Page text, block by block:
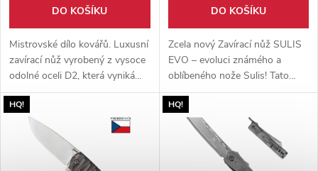
DO KOŠÍKU
Mistrovské dílo kovářů. Luxusní
zavírací nůž vyrobený z vysoce
odolné oceli D2, která vyniká
svou tvrdostí 58-60 HRC!
Pouzdrem z hovězí kůže.
DO KOŠÍKU
Zcela nový Zavírací nůž SULIS
EVO – evoluci známého a
oblíbeného nože Sulis! Tato
nová generace přináší
vylepšení, která ocení každý
náročný uživatel.
HQ! HQ!